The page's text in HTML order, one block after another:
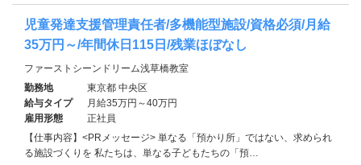
児童発達支援管理責任者/多機能型施設/資格必須/月給
35万円～/年間休日115日/残業ほぼなし
ファーストシーンドリーム浅草橋教室
勤務地
東京都 中央区
給与タイプ
月給35万円～40万円
雇用形態
正社員
【仕事内容】<PRメッセージ> 単なる「預かり所」ではない、求められ
る施設づくりを 私たちは、単なる子どもたちの「預…